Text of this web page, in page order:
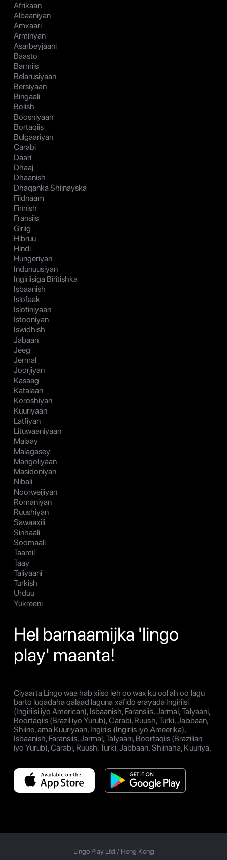
Afrikaan
Albaaniyan
Amxaari
Arminyan
Asarbeyjaani
Baasto
Barmiis
Belarusiyaan
Bersiyaan
Bingaali
Bolish
Boosniyaan
Bortaqiis
Bulgaariyan
Carabi
Daari
Dhaaj
Dhaanish
Dhaqanka Shiinayska
Fiidnaam
Finnish
Fransiis
Giriig
Hibruu
Hindi
Hungeriyan
Indunuusiyan
Ingiriisiga Biritishka
Isbaanish
Islofaak
Islofiniyaan
Istooniyan
Iswidhish
Jabaan
Jeeg
Jermal
Joorjiyan
Kasaag
Katalaan
Koroshiyan
Kuuriyaan
Latfiyan
Lituwaaniyaan
Malaay
Malagasey
Mangoliyaan
Masidoniyan
Nibali
Noorweijiyan
Romaniyan
Ruushiyan
Sawaaxili
Sinhaali
Soomaali
Taamil
Taay
Taliyaani
Turkish
Urduu
Yukreeni
Hel barnaamijka 'lingo
play' maanta!
Ciyaarta Lingo waa hab xiiso leh oo wax ku ool ah oo lagu
barto luqadaha qalaad laguna xafido erayada Ingiriisi
(Ingiriisi iyo American), Isbaanish, Faransiis, Jarmal, Talyaani,
Boortaqiis (Brazil iyo Yurub), Carabi, Ruush, Turki, Jabbaan,
Shiine, ama Kuuriyaan, Ingiriis (Ingiriis iyo Ameerika),
Isbaanish, Faransiis, Jarmal, Talyaani, Boortaqiis (Brazilian
iyo Yurub), Carabi, Ruush, Turki, Jabbaan, Shiinaha, Kuuriya.
Lingo Play Ltd / Hong Kong